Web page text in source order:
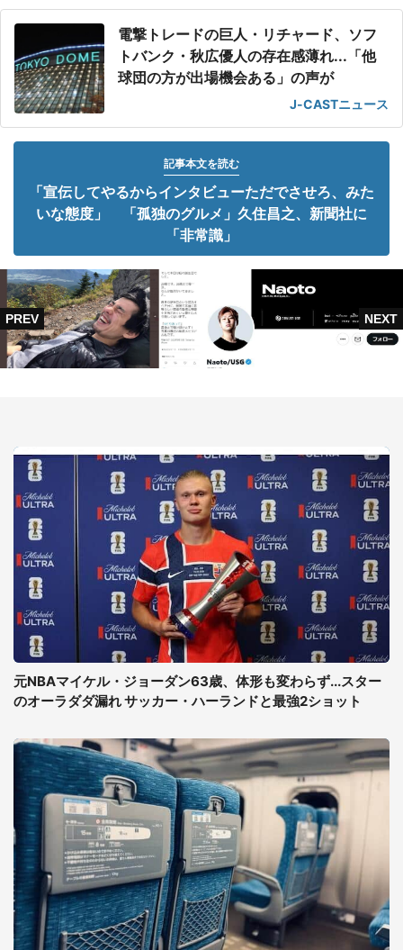
電撃トレードの巨人・リチャード、ソフ
トバンク・秋広優人の存在感薄れ...「他
球団の方が出場機会ある」の声が
J-CASTニュース
記事本文を読む
「宣伝してやるからインタビューただでさせろ、みた
いな態度」 「孤独のグルメ」久住昌之、新聞社に
「非常識」
元NBAマイケル・ジョーダン63歳、体形も変わらず...スター
のオーラダダ漏れ サッカー・ハーランドと最強2ショット